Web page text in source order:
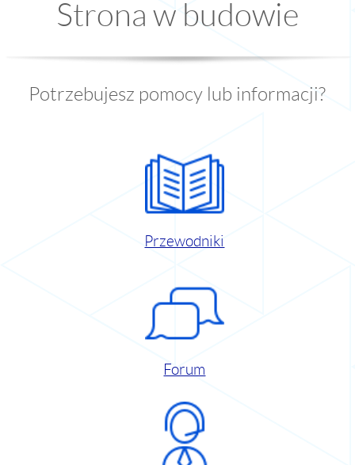
Strona w budowie
Potrzebujesz pomocy lub informacji?
Przewodniki
Forum